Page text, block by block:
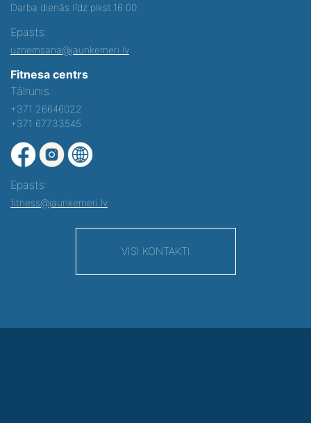
Darba dienās līdz plkst.16:00
Epasts:
uznemsana@jaunkemeri.lv
Fitnesa centrs
Tālrunis:
+371 26646022
+371 67733545
Epasts:
fitness@jaunkemeri.lv
VISI KONTAKTI